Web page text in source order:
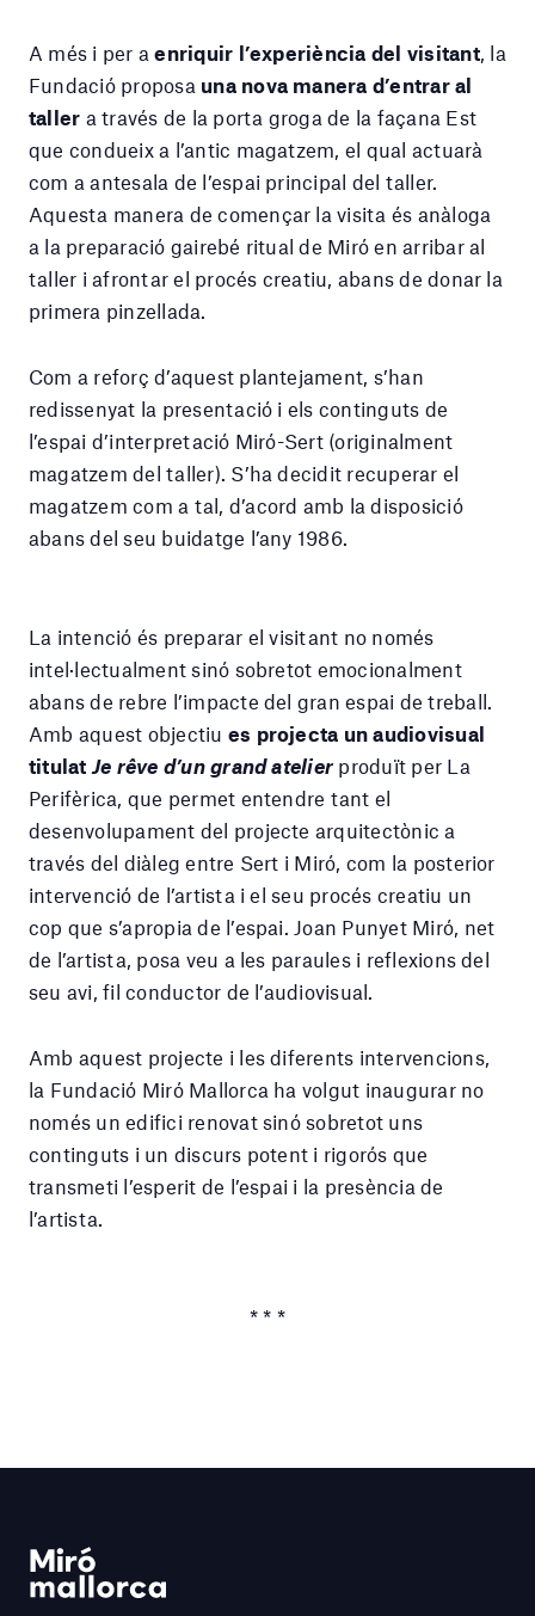
A més i per aenriquir l’experiència del visitant, la
Fundació proposa una nova manera d’entrar al
taller a través de la porta groga de la façana Est
que condueix a l’antic magatzem, el qual actuarà
com a antesala de l’espai principal del taller.
Aquesta manera de començar la visita és anàloga
a la preparació gairebé ritual de Miró en arribar al
taller i afrontar el procés creatiu, abans de donar la
primera pinzellada.
Com a reforç d’aquest plantejament, s’han
redissenyat la presentació i els continguts de
l’espai d’interpretació Miró-Sert (originalment
magatzem del taller). S’ha decidit recuperar el
magatzem com a tal, d’acord amb la disposició
abans del seu buidatge l’any 1986.
La intenció és preparar el visitant no només
intel·lectualment sinó sobretot emocionalment
abans de rebre l’impacte del gran espai de treball.
Amb aquest objectiu es projecta un audiovisual
titulat Je rêve d’un grand atelier produït per La
Perifèrica, que permet entendre tant el
desenvolupament del projecte arquitectònic a
través del diàleg entre Sert i Miró, com la posterior
intervenció de l’artista i el seu procés creatiu un
cop que s’apropia de l’espai. Joan Punyet Miró, net
de l’artista, posa veu a les paraules i reflexions del
seu avi, fil conductor de l’audiovisual.
Amb aquest projecte i les diferents intervencions,
la Fundació Miró Mallorca ha volgut inaugurar no
només un edifici renovat sinó sobretot uns
continguts i un discurs potent i rigorós que
transmeti l’esperit de l’espai i la presència de
l’artista.
* * *